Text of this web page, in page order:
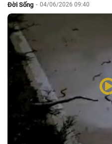
Đời Sống - 04/06/2026 09:40